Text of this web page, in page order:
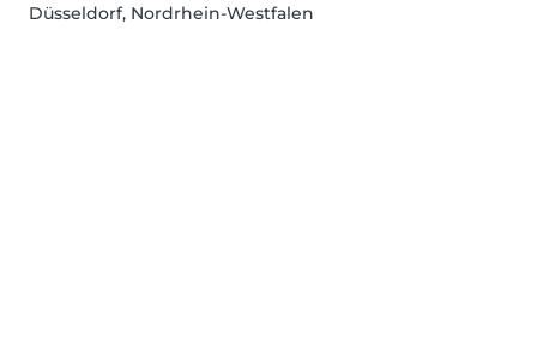
Düsseldorf, Nordrhein-Westfalen